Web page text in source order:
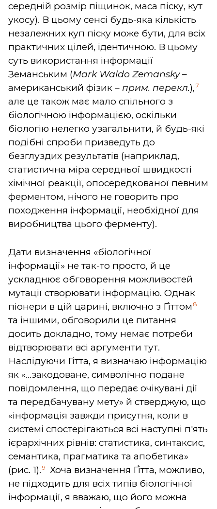
середній розмір піщинок, маса піску, кут
укосу). В цьому сенсі будь-яка кількість
незалежних куп піску може бути, для всіх
практичних цілей, ідентичною. В цьому
суть використання інформації
Земанським (Mark Waldo Zemansky –
американський фізик – прим. перекл.), 7
але це також має мало спільного з
біологічною інформацією, оскільки
біологію нелегко узагальнити, й будь-які
подібні спроби призведуть до
безглуздих результатів (наприклад,
статистична міра середньої швидкості
хімічної реакції, опосередкованої певним
ферментом, нічого не говорить про
походження інформації, необхідної для
виробництва цього ферменту).
Дати визначення «біологічної
інформації» не так-то просто, й це
ускладнює обговорення можливостей
мутації створювати інформацію. Однак
піонери в цій царині, включно з Ґіттом 8
та іншими, обговорили це питання
досить докладно, тому немає потреби
відтворювати всі аргументи тут.
Наслідуючи Гітта, я визначаю інформацію
як «...закодоване, символічно подане
повідомлення, що передає очікувані дії
та передбачувану мету» й стверджую, що
«інформація завжди присутня, коли в
системі спостерігаються всі наступні п'ять
ієрархічних рівнів: статистика, синтаксис,
семантика, прагматика та апобетика»
(рис. 1). 9
Хоча визначення Ґітта, можливо,
не підходить для всіх типів біологічної
інформації, я вважаю, що його можна